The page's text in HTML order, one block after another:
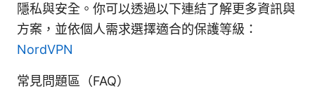
隱私與安全。你可以透過以下連結了解更多資訊與
方案，並依個人需求選擇適合的保護等級：
NordVPN
常見問題區（FAQ）